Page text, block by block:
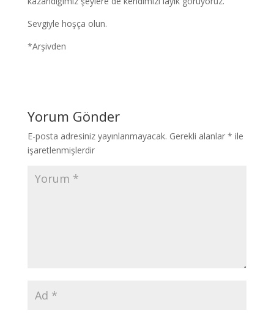
Sevgiyle hoşça olun.
*Arşivden
Yorum Gönder
E-posta adresiniz yayınlanmayacak. Gerekli alanlar * ile
işaretlenmişlerdir